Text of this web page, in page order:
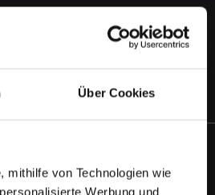
Über Cookies
von Technologien wie
Werbung und